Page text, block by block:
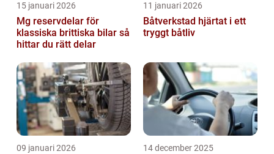
15 januari 2026
Mg reservdelar för
klassiska brittiska bilar så
hittar du rätt delar
11 januari 2026
Båtverkstad hjärtat i ett
tryggt båtliv
09 januari 2026 14 december 2025